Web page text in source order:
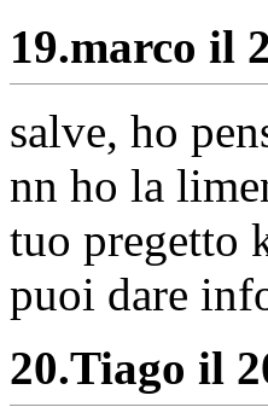
19.marco il
salve, ho
nn ho la
tuo pregetto
puoi dare
20.Tiago il